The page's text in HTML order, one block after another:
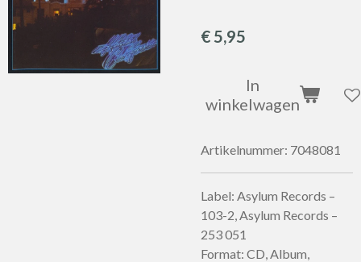
€ 5,95
In
winkelwagen
Artikelnummer: 7048081
Label: Asylum Records –
103-2, Asylum Records –
253 051
Format: CD, Album,